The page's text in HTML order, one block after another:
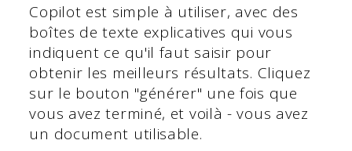
Copilot est simple à utiliser, avec des
boîtes de texte explicatives qui vous
indiquent ce qu'il faut saisir pour
obtenir les meilleurs résultats. Cliquez
sur le bouton "générer" une fois que
vous avez terminé, et voilà - vous avez
un document utilisable.